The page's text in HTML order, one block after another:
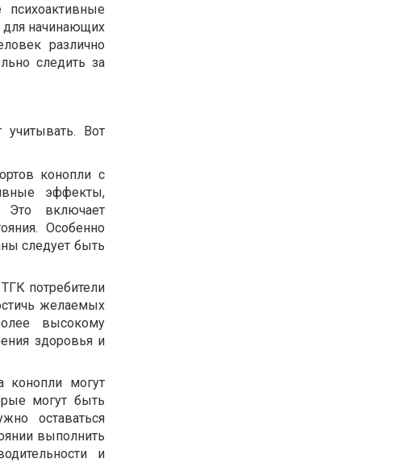
начинающих
различно
следить за
Вот
конопли с
эффекты,
включает
Особенно
следует быть
потребители
желаемых
высокому
здоровья и
конопли могут
могут быть
оставаться
выполнить
и